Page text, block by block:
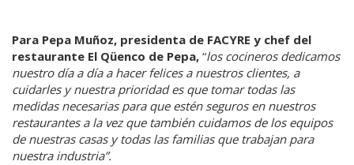
Para Pepa Muñoz, presidenta de FACYRE y chef del
restaurante El Qüenco de Pepa, “los cocineros dedicamos
nuestro día a día a hacer felices a nuestros clientes, a
cuidarles y nuestra prioridad es que tomar todas las
medidas necesarias para que estén seguros en nuestros
restaurantes a la vez que también cuidamos de los equipos
de nuestras casas y todas las familias que trabajan para
nuestra industria”.